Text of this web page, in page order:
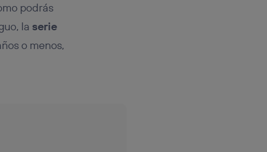
podrás
la serie
o menos,